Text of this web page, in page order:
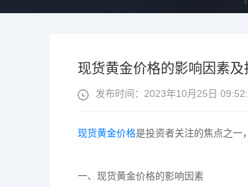
现货黄金价格的影响因素及
发布时间：2023年10月25日
现货黄金价格是投资者关注的焦点之一
一、现货黄金价格的影响因素